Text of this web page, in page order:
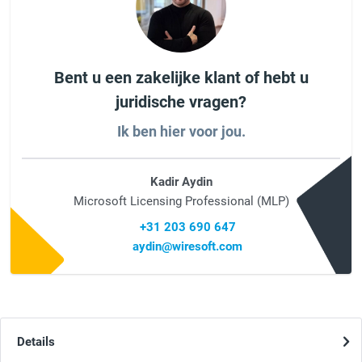
Bent u een zakelijke klant of hebt u
juridische vragen?
Ik ben hier voor jou.
Kadir Aydin
Microsoft Licensing Professional (MLP)
+31 203 690 647
aydin@wiresoft.com
Details